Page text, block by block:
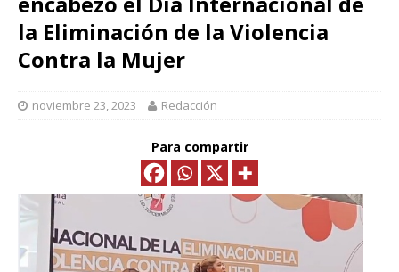
la Eliminación de la Violencia
Contra la Mujer
noviembre 23, 2023 Redacción
Para compartir